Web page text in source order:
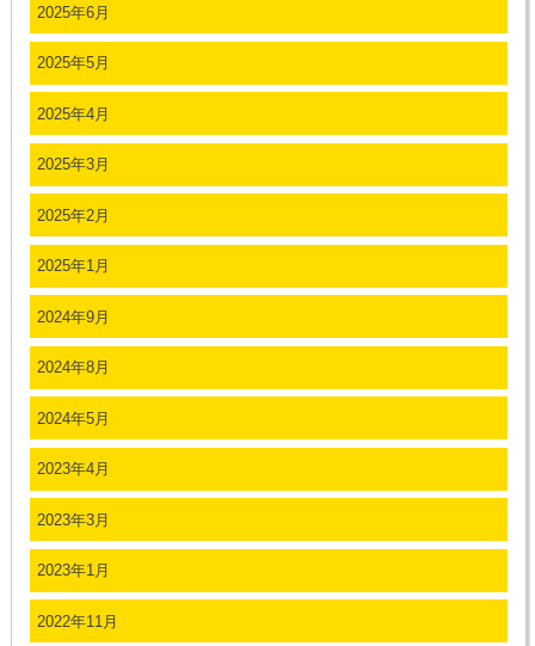
2025年6月
2025年5月
2025年4月
2025年3月
2025年2月
2025年1月
2024年9月
2024年8月
2024年5月
2023年4月
2023年3月
2023年1月
2022年11月